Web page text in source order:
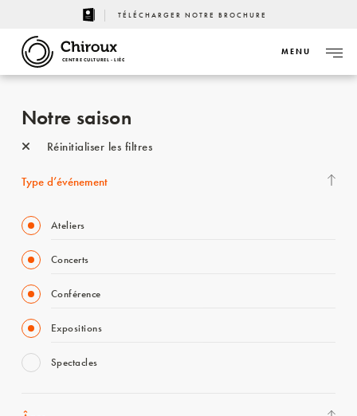
TÉLÉCHARGER NOTRE BROCHURE
CENTRE CULTUREL - LIÈGE
MENU
Notre saison
Réinitialiser les filtres
Type d’événement
Ateliers
Concerts
Conférence
Expositions
Spectacles